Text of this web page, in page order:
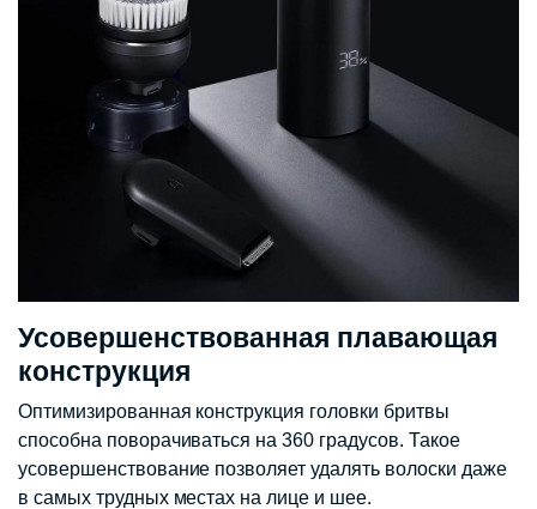
Усовершенствованная плавающая
конструкция
Оптимизированная конструкция головки бритвы
способна поворачиваться на 360 градусов. Такое
усовершенствование позволяет удалять волоски даже
в самых трудных местах на лице и шее.